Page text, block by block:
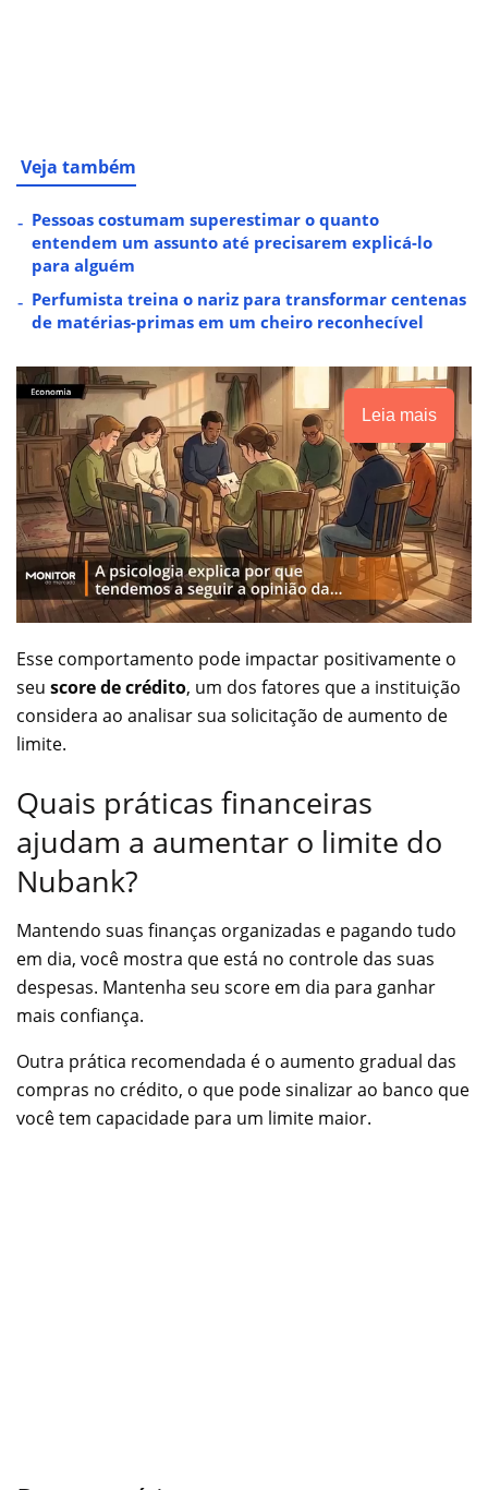
Veja também
Pessoas costumam superestimar o quanto
entendem um assunto até precisarem explicá-lo
para alguém
Perfumista treina o nariz para transformar centenas
de matérias-primas em um cheiro reconhecível
Leia mais
Esse comportamento pode impactar positivamente o
seu score de crédito, um dos fatores que a instituição
considera ao analisar sua solicitação de aumento de
limite.
Quais práticas financeiras
ajudam a aumentar o limite do
Nubank?
Mantendo suas finanças organizadas e pagando tudo
em dia, você mostra que está no controle das suas
despesas. Mantenha seu score em dia para ganhar
mais confiança.
Outra prática recomendada é o aumento gradual das
compras no crédito, o que pode sinalizar ao banco que
você tem capacidade para um limite maior.